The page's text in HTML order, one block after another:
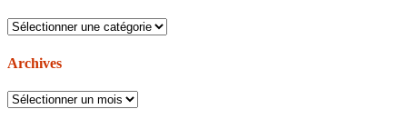
Catégories
Archives
Archives